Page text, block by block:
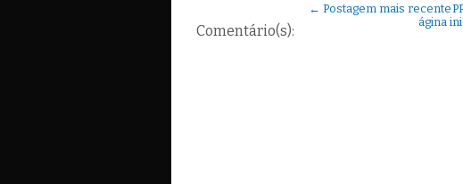
Comentário(s):
← Postagem mais recenteP
ágina